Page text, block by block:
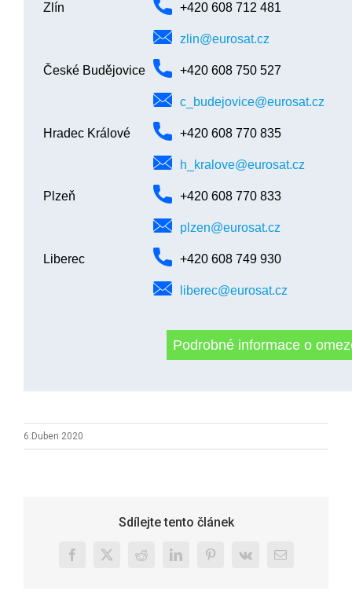
Zlín +420 608 712 481
zlin@eurosat.cz
České Budějovice +420 608 750 527
c_budejovice@eurosat.cz
Hradec Králové +420 608 770 835
h_kralove@eurosat.cz
Plzeň +420 608 770 833
plzen@eurosat.cz
Liberec +420 608 749 930
liberec@eurosat.cz
Podrobné informace o
6.Duben 2020
Sdílejte tento článek
Facebook
X RedditLinkedInPinterest
Vk
E-